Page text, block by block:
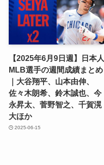
【2025年6月9日週】日本人
MLB選手の週間成績まとめ
｜大谷翔平、山本由伸、
佐々木朗希、鈴木誠也、今
永昇太、菅野智之、千賀滉
大ほか
2025-06-15